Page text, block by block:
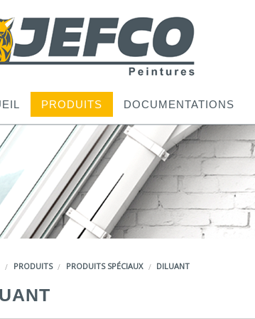
PRODUITS DOCUMENTATIONS
PRODUITS PRODUITS SPÉCIAUX DILUANT